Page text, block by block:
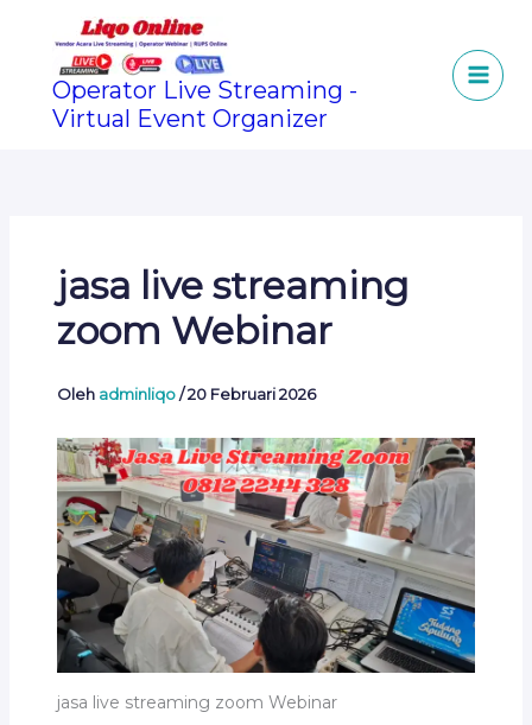
Operator Live Streaming -
Virtual Event Organizer
jasa live streaming
zoom Webinar
Oleh adminliqo/20 Februari 2026
jasa live streaming zoom Webinar